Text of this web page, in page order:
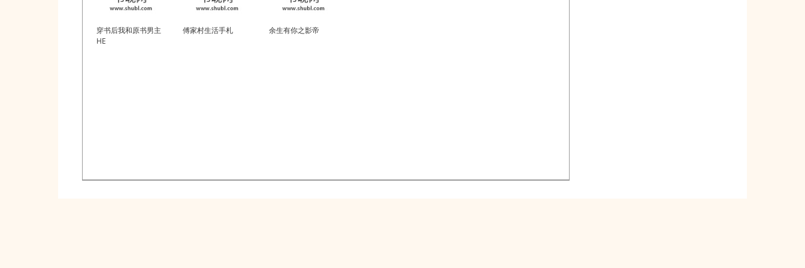
穿书后我和原书男主
HE
傅家村生活手札 余生有你之影帝